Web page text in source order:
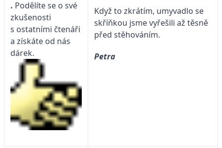
. Podělíte se o své
zkušenosti
s ostatními čtenáři
a získáte od nás
dárek.
Když to zkrátím, umyvadlo se
skříňkou jsme vyřešili až těsně
před stěhováním.
Petra